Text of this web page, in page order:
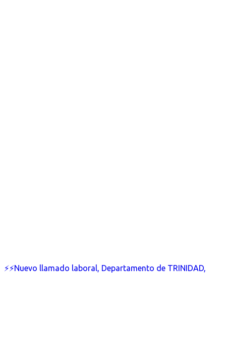
⚡⚡Nuevo llamado laboral, Departamento de TRINIDAD,